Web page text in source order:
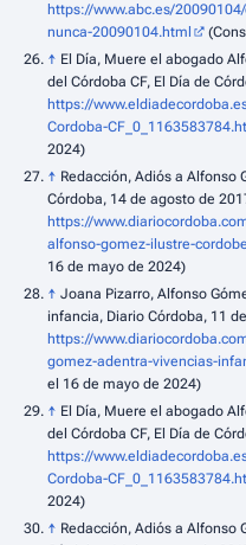
https://www.abc.es/
nunca-20090104.html
↑ El Día, Muere el abogado
del Córdoba CF, El Día de
https://
Cordoba-
2024)
↑ Redacción, Adiós a Alfonso
Córdoba, 14 de agosto de
https://
alfonso-gomez-ilustre-
16 de mayo de 2024)
↑ Joana Pizarro, Alfonso
infancia, Diario Córdoba, 11
https://
gomez-adentra-vivencias-
el 16 de mayo de 2024)
↑ El Día, Muere el abogado
del Córdoba CF, El Día de
https://
Cordoba-
2024)
↑ Redacción, Adiós a Alfonso